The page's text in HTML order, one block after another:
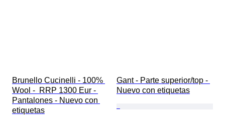
Brunello Cucinelli - 100%
Wool -  RRP 1300 Eur -
Pantalones - Nuevo con
etiquetas
Gant - Parte superior/top -
Nuevo con etiquetas